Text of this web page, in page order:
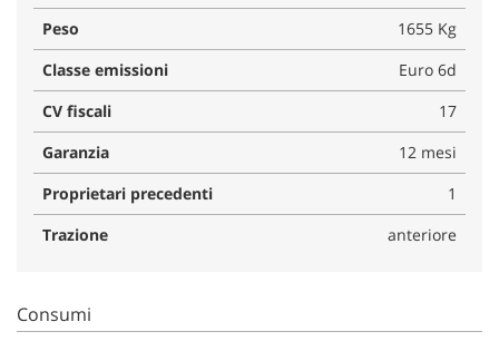
Peso
1655 Kg
Classe emissioni
Euro 6d
CV fiscali
17
Garanzia
12 mesi
Proprietari precedenti
1
Trazione
anteriore
Consumi